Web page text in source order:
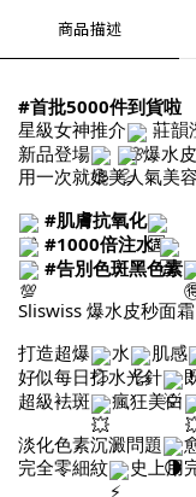
商品描述
#首批5000件到貨啦
星級女神推介
莊韻
新品登場
爆水
用一次就媲美人氣美
#肌膚抗氧化
#1000倍注水
#告別色斑黑色素
Sliswiss 爆水皮秒面
打造超爆
水
肌感
好似每日打水光針
超級袪斑
瘋狂美白
淡化色素沉澱問題
完全零細紋
史上用